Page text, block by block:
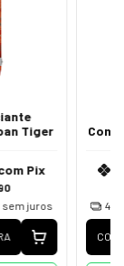
Tiger
Pix
sem juros 4